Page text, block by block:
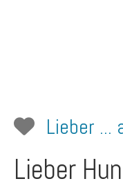
Lieber ...
Lieber